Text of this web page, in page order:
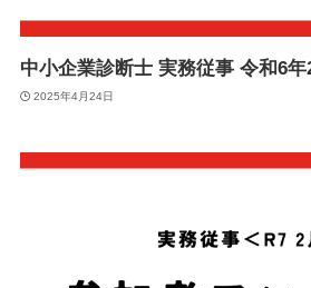
中小企業診断士 実務従事 令和6
2025年4月24日